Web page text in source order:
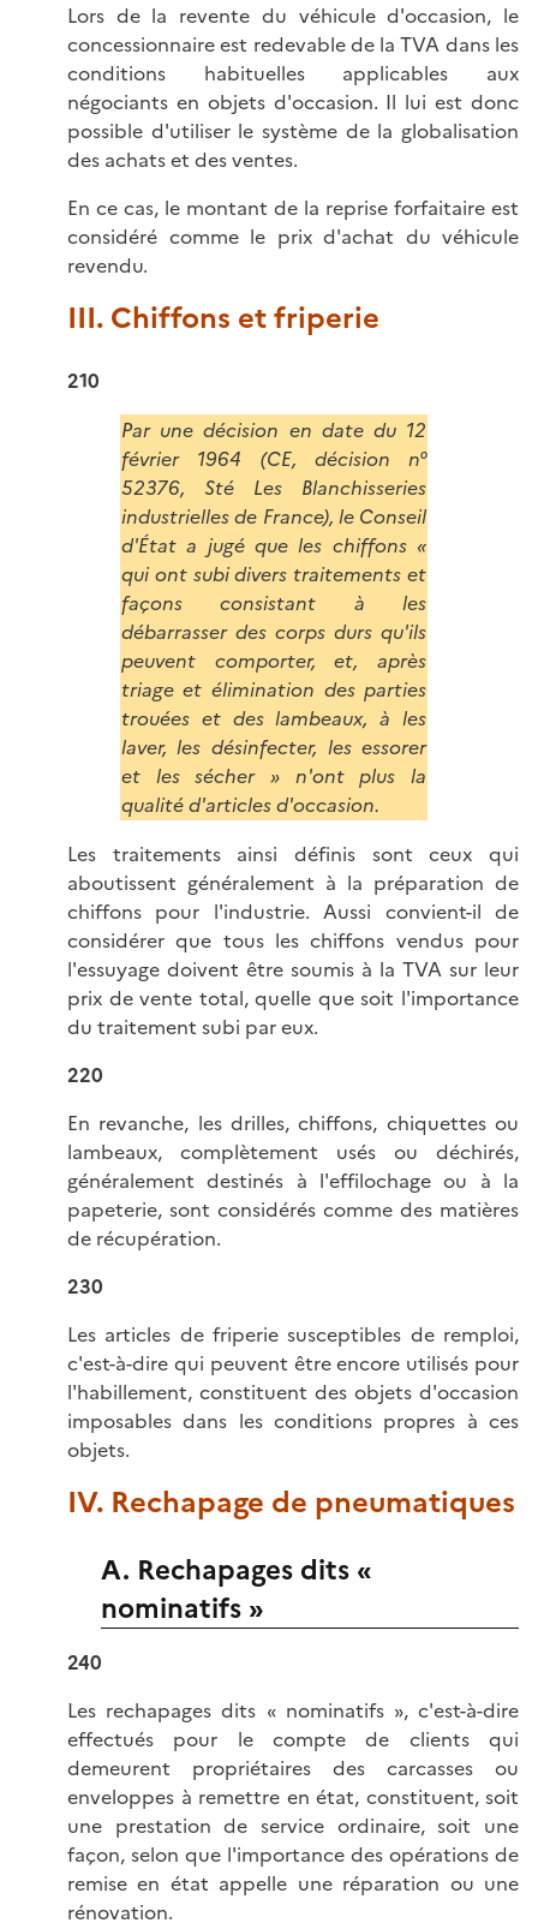
Lors de la revente du véhicule d'occasion, le
concessionnaire est redevable de la TVA dans les
conditions habituelles applicables aux
négociants en objets d'occasion. Il lui est donc
possible d'utiliser le système de la globalisation
des achats et des ventes.
En ce cas, le montant de la reprise forfaitaire est
considéré comme le prix d'achat du véhicule
revendu.
III. Chiffons et friperie
210
Par une décision en date du 12
février 1964 (CE, décision n°
52376, Sté Les Blanchisseries
industrielles de France), le Conseil
d'État a jugé que les chiffons «
qui ont subi divers traitements et
façons consistant à les
débarrasser des corps durs qu'ils
peuvent comporter, et, après
triage et élimination des parties
trouées et des lambeaux, à les
laver, les désinfecter, les essorer
et les sécher » n'ont plus la
qualité d'articles d'occasion.
Les traitements ainsi définis sont ceux qui
aboutissent généralement à la préparation de
chiffons pour l'industrie. Aussi convient-il de
considérer que tous les chiffons vendus pour
l'essuyage doivent être soumis à la TVA sur leur
prix de vente total, quelle que soit l'importance
du traitement subi par eux.
220
En revanche, les drilles, chiffons, chiquettes ou
lambeaux, complètement usés ou déchirés,
généralement destinés à l'effilochage ou à la
papeterie, sont considérés comme des matières
de récupération.
230
Les articles de friperie susceptibles de remploi,
c'est-à-dire qui peuvent être encore utilisés pour
l'habillement, constituent des objets d'occasion
imposables dans les conditions propres à ces
objets.
IV. Rechapage de pneumatiques
A. Rechapages dits «
nominatifs »
240
Les rechapages dits « nominatifs », c'est-à-dire
effectués pour le compte de clients qui
demeurent propriétaires des carcasses ou
enveloppes à remettre en état, constituent, soit
une prestation de service ordinaire, soit une
façon, selon que l'importance des opérations de
remise en état appelle une réparation ou une
rénovation.